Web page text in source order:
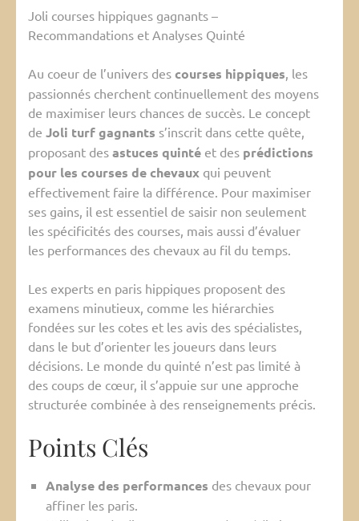
Joli courses hippiques gagnants –
Recommandations et Analyses Quinté
Au coeur de l’univers des courses hippiques, les
passionnés cherchent continuellement des moyens
de maximiser leurs chances de succès. Le concept
de Joli turf gagnants s’inscrit dans cette quête,
proposant des astuces quinté et des prédictions
pour les courses de chevaux qui peuvent
effectivement faire la différence. Pour maximiser
ses gains, il est essentiel de saisir non seulement
les spécificités des courses, mais aussi d’évaluer
les performances des chevaux au fil du temps.
Les experts en paris hippiques proposent des
examens minutieux, comme les hiérarchies
fondées sur les cotes et les avis des spécialistes,
dans le but d’orienter les joueurs dans leurs
décisions. Le monde du quinté n’est pas limité à
des coups de cœur, il s’appuie sur une approche
structurée combinée à des renseignements précis.
Points Clés
Analyse des performances des chevaux pour
affiner les paris.